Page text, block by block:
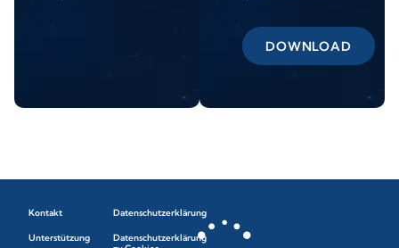
DOWNLOAD
Kontakt
Unterstützung
Datenschutzerklärung
Datenschutzerklärung